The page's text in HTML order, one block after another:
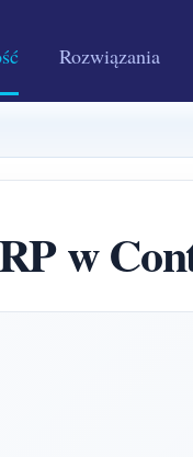
Rozwiązania
w